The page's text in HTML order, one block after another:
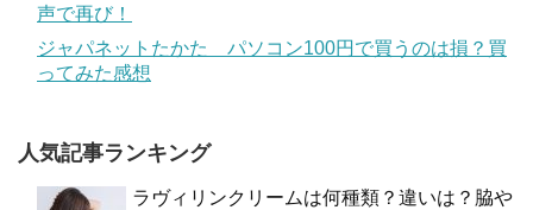
声で再び！
ジャパネットたかた パソコン100円で買うのは損？買
ってみた感想
人気記事ランキング
ラヴィリンクリームは何種類？違いは？脇や